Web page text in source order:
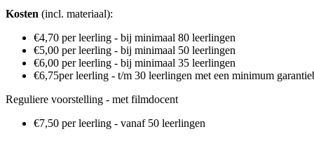
Kosten (incl. materiaal):
€4,70 per leerling - bij minimaal 80 leerlingen
€5,00 per leerling - bij minimaal 50 leerlingen
€6,00 per leerling - bij minimaal 35 leerlingen
€6,75per leerling - t/m 30 leerlingen met een minimum
Reguliere voorstelling - met filmdocent
€7,50 per leerling - vanaf 50 leerlingen